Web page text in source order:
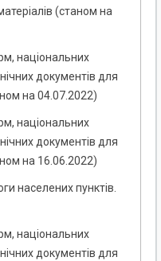
(станом на
національних
документів для
на 04.07.2022)
національних
документів для
на 16.06.2022)
населених пунктів.
національних
документів для